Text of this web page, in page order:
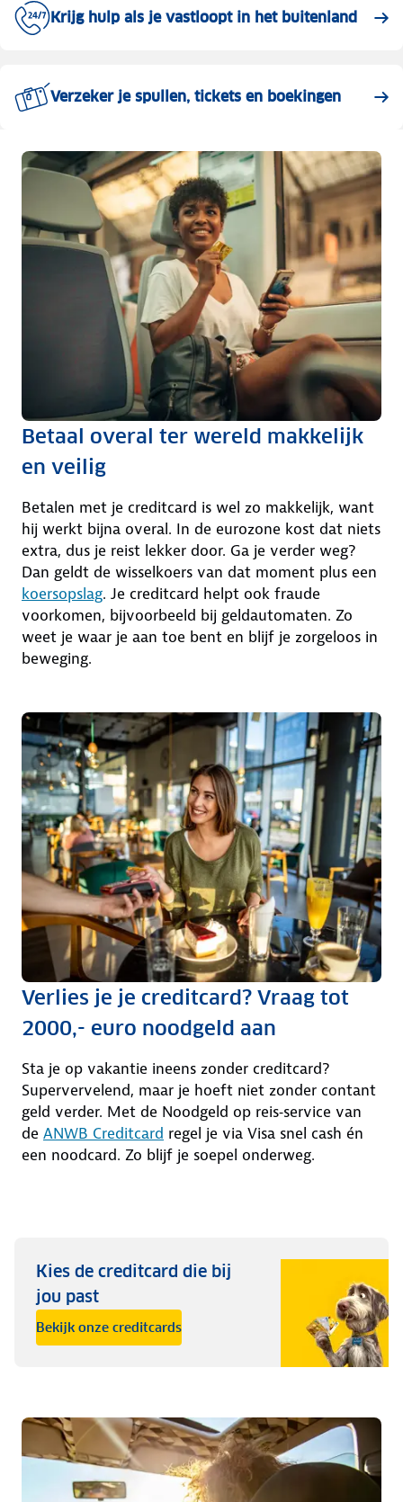
Krijg hulp als je vastloopt in het buitenland
Verzeker je spullen, tickets en boekingen
Betaal overal ter wereld makkelijk
en veilig
Betalen met je creditcard is wel zo makkelijk, want
hij werkt bijna overal. In de eurozone kost dat niets
extra, dus je reist lekker door. Ga je verder weg?
Dan geldt de wisselkoers van dat moment plus een
koersopslag. Je creditcard helpt ook fraude
voorkomen, bijvoorbeeld bij geldautomaten. Zo
weet je waar je aan toe bent en blijf je zorgeloos in
beweging.
Verlies je je creditcard? Vraag tot
2000,- euro noodgeld aan
Sta je op vakantie ineens zonder creditcard?
Supervervelend, maar je hoeft niet zonder contant
geld verder. Met de Noodgeld op reis‑service van
de ANWB Creditcard regel je via Visa snel cash én
een noodcard. Zo blijf je soepel onderweg.
Kies de creditcard die bij
jou past
Bekijk onze creditcards